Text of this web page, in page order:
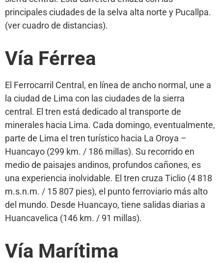
principales ciudades de la selva alta norte y Pucallpa.
(ver cuadro de distancias).
Vía Férrea
El Ferrocarril Central, en línea de ancho normal, une a
la ciudad de Lima con las ciudades de la sierra
central. El tren está dedicado al transporte de
minerales hacia Lima. Cada domingo, eventualmente,
parte de Lima el tren turístico hacia La Oroya –
Huancayo (299 km. / 186 millas). Su recorrido en
medio de paisajes andinos, profundos cañones, es
una experiencia inolvidable. El tren cruza Ticlio (4 818
m.s.n.m. / 15 807 pies), el punto ferroviario más alto
del mundo. Desde Huancayo, tiene salidas diarias a
Huancavelica (146 km. / 91 millas).
Vía Marítima